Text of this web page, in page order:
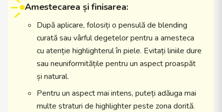
Amestecarea și finisarea:
După aplicare, folosiți o pensulă de blending
curată sau vârful degetelor pentru a amesteca
cu atenție highlighterul în piele. Evitați liniile dure
sau neuniformitățile pentru un aspect proaspăt
și natural.
Pentru un aspect mai intens, puteți adăuga mai
multe straturi de highlighter peste zona dorită.